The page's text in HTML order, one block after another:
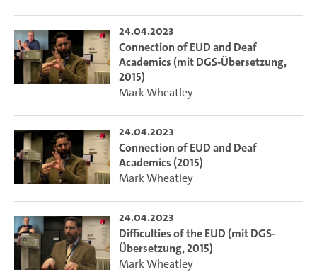
24.04.2023
Connection of EUD and Deaf
Academics (mit DGS-Übersetzung,
2015)
Mark Wheatley
24.04.2023
Connection of EUD and Deaf
Academics (2015)
Mark Wheatley
24.04.2023
Difficulties of the EUD (mit DGS-
Übersetzung, 2015)
Mark Wheatley